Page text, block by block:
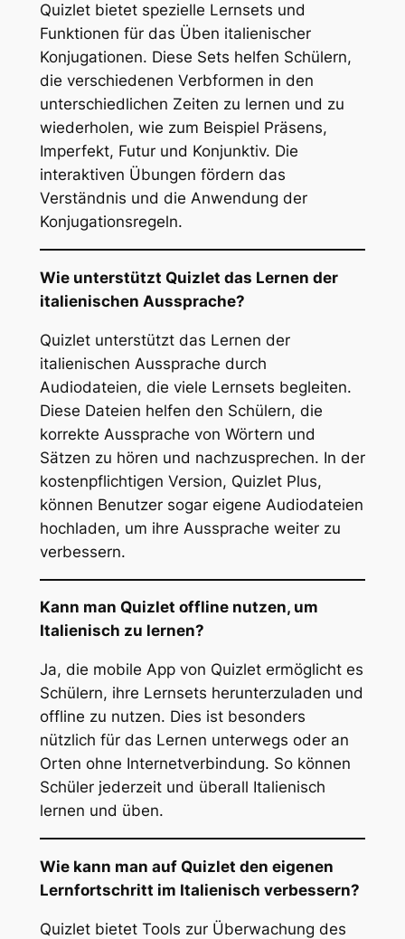
Quizlet bietet spezielle Lernsets und
Funktionen für das Üben italienischer
Konjugationen. Diese Sets helfen Schülern,
die verschiedenen Verbformen in den
unterschiedlichen Zeiten zu lernen und zu
wiederholen, wie zum Beispiel Präsens,
Imperfekt, Futur und Konjunktiv. Die
interaktiven Übungen fördern das
Verständnis und die Anwendung der
Konjugationsregeln.
Wie unterstützt Quizlet das Lernen der
italienischen Aussprache?
Quizlet unterstützt das Lernen der
italienischen Aussprache durch
Audiodateien, die viele Lernsets begleiten.
Diese Dateien helfen den Schülern, die
korrekte Aussprache von Wörtern und
Sätzen zu hören und nachzusprechen. In der
kostenpflichtigen Version, Quizlet Plus,
können Benutzer sogar eigene Audiodateien
hochladen, um ihre Aussprache weiter zu
verbessern.
Kann man Quizlet offline nutzen, um
Italienisch zu lernen?
Ja, die mobile App von Quizlet ermöglicht es
Schülern, ihre Lernsets herunterzuladen und
offline zu nutzen. Dies ist besonders
nützlich für das Lernen unterwegs oder an
Orten ohne Internetverbindung. So können
Schüler jederzeit und überall Italienisch
lernen und üben.
Wie kann man auf Quizlet den eigenen
Lernfortschritt im Italienisch verbessern?
Quizlet bietet Tools zur Überwachung des